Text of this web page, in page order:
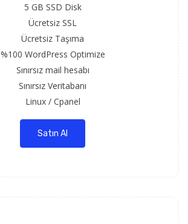
5 GB SSD Disk
Ücretsiz SSL
Ücretsiz Taşıma
%100 WordPress Optimize
Sınırsız mail hesabı
Sınırsız Veritabanı
Linux / Cpanel
Satın Al